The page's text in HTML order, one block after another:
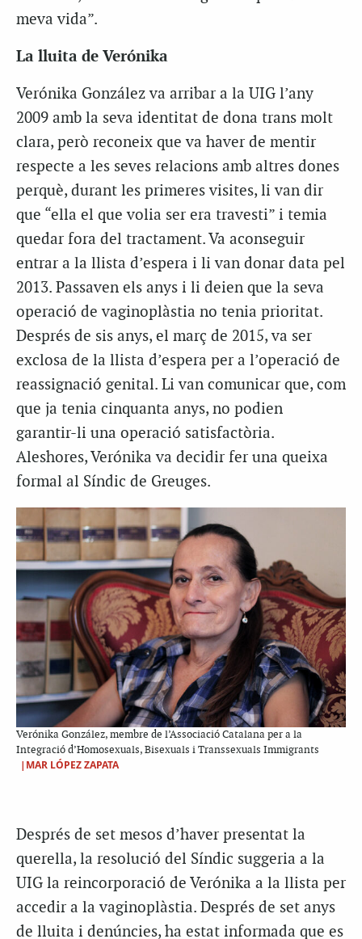
meva vida”.
La lluita de Verónika
Verónika González va arribar a la UIG l’any
2009 amb la seva identitat de dona trans molt
clara, però reconeix que va haver de mentir
respecte a les seves relacions amb altres dones
perquè, durant les primeres visites, li van dir
que “ella el que volia ser era travesti” i temia
quedar fora del tractament. Va aconseguir
entrar a la llista d’espera i li van donar data pel
2013. Passaven els anys i li deien que la seva
operació de vaginoplàstia no tenia prioritat.
Després de sis anys, el març de 2015, va ser
exclosa de la llista d’espera per a l’operació de
reassignació genital. Li van comunicar que, com
que ja tenia cinquanta anys, no podien
garantir-li una operació satisfactòria.
Aleshores, Verónika va decidir fer una queixa
formal al Síndic de Greuges.
Verónika González, membre de l’Associació Catalana per a la
Integració d’Homosexuals, Bisexuals i Transsexuals Immigrants
|MAR LÓPEZ ZAPATA
Després de set mesos d’haver presentat la
querella, la resolució del Síndic suggeria a la
UIG la reincorporació de Verónika a la llista per
accedir a la vaginoplàstia. Després de set anys
de lluita i denúncies, ha estat informada que es